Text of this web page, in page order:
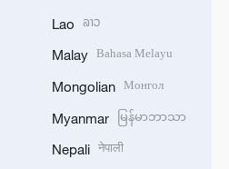
Lao ລາວ
Malay Bahasa Melayu
Mongolian Монгол
Myanmar မြန်မာဘာသာ
Nepali नेपाली